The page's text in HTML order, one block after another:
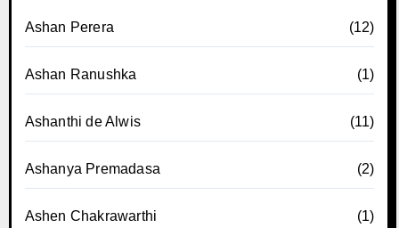
Ashan Perera (12)
Ashan Ranushka (1)
Ashanthi de Alwis (11)
Ashanya Premadasa (2)
Ashen Chakrawarthi (1)